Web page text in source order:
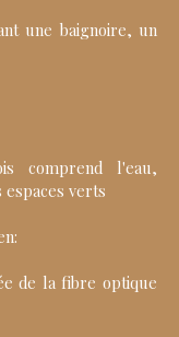
une baignoire, un
comprend l'eau,
verts
de la fibre optique